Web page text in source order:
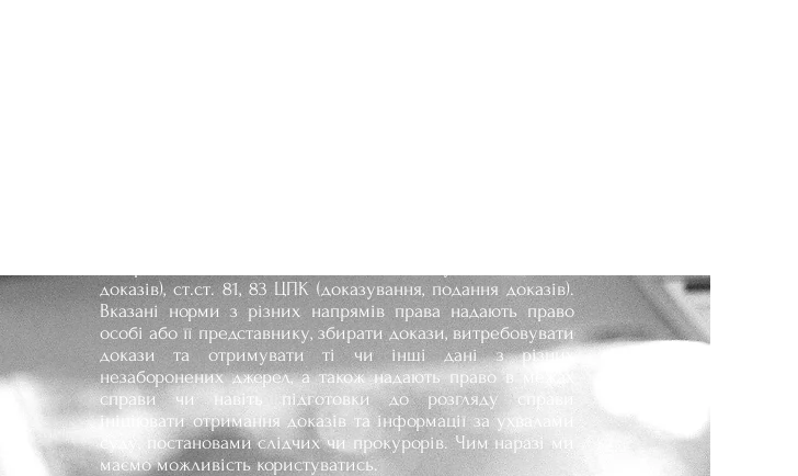
доказів), ст.ст. 81, 83 ЦПК (доказування, подання доказів).
Вказані норми з різних напрямів права надають право
особі або її представнику, збирати докази, витребовувати
докази та отримувати ті чи інші дані з різних
незаборонених джерел, а також надають право в межах
справи чи навіть підготовки до розгляду справи
ініціювати отримання доказів та інформації за ухвалами
суду, постановами слідчих чи прокурорів. Чим наразі ми
маємо можливість користуватись.